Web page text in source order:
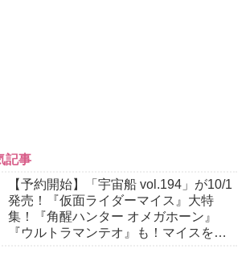
記事
【予約開始】「宇宙船 vol.194」が10/1
発売！『仮面ライダーマイス』大特
集！『角醒ハンター オメガホーン』
『ウルトラマンテオ』も！マイスをよ